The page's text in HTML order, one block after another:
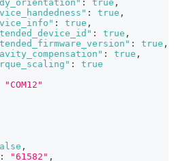
: true ,
: true ,
: true ,
: true ,
: true ,
: true ,
:
true
"COM12"
,
: "61582" ,